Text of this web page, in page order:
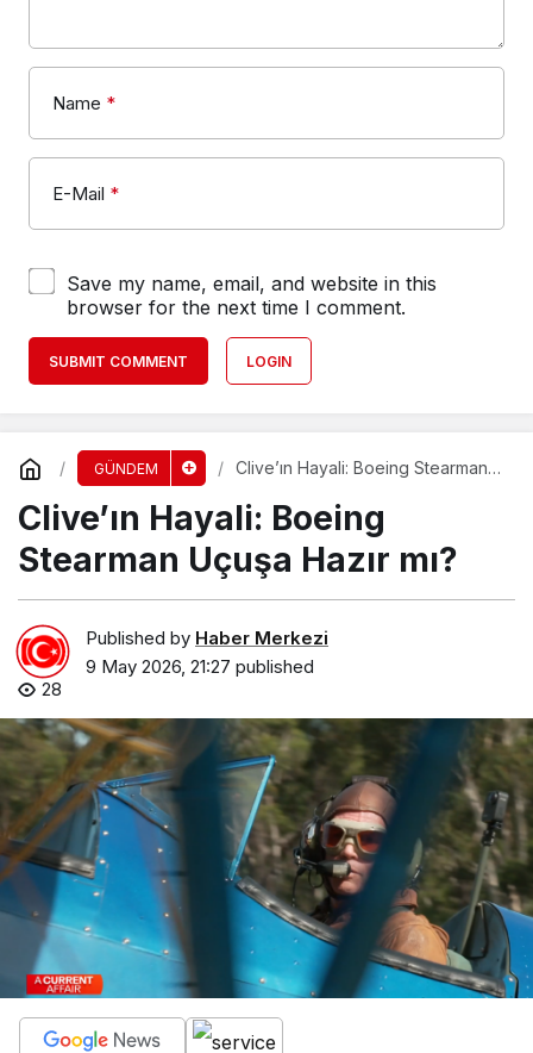
Name *
E-Mail *
Save my name, email, and website in this
browser for the next time I comment.
SUBMIT COMMENT LOGIN
GÜNDEM
Clive’ın Hayali: Boeing Stearman
Clive’ın Hayali: Boeing
Stearman Uçuşa Hazır mı?
Published by Haber Merkezi
9 May 2026, 21:27 published
28